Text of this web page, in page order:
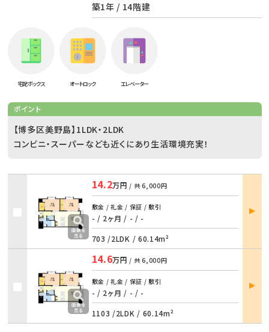
築1年 / 14階建
宅配ボックス オートロック エレベーター
ポイント
【博多区美野島】1LDK・2LDK
コンビニ・スーパーなども近くにあり生活環境充実！
14.2万円 / 共6,000円
敷金 / 礼金 / 保証 / 敷引
- / 2ヶ月 / - / -
703 /2LDK / 60.14m²
部屋
詳細
14.6万円 / 共6,000円
敷金 / 礼金 / 保証 / 敷引
- / 2ヶ月 / - / -
1103 /2LDK / 60.14m²
部屋
詳細